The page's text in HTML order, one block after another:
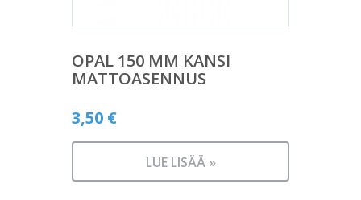
OPAL 150 MM KANSI
MATTOASENNUS
3,50 €
LUE LISÄÄ »